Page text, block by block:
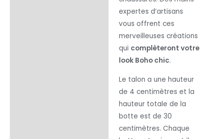
expertes d’artisans
vous offrent ces
merveilleuses créations
qui complèteront votre
look Boho chic.
Le talon a une hauteur
de 4 centimètres et la
hauteur totale de la
botte est de 30
centimètres. Chaque